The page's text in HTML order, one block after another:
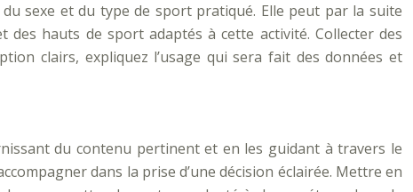
sexe et du type de sport pratiqué. Elle peut par la suite
hauts de sport adaptés à cette activité. Collecter des
clairs, expliquez l’usage qui sera fait des données et
du contenu pertinent et en les guidant à travers le
dans la prise d’une décision éclairée. Mettre en